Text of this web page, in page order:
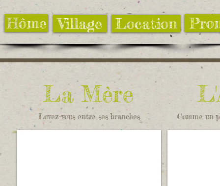
Hôme Village Location
La Mère
Lovez-vous entre ses branches Comme un